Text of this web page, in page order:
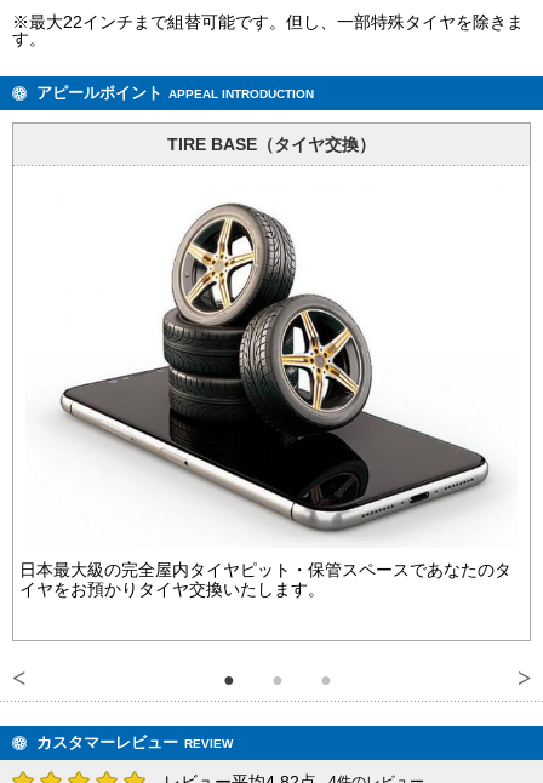
※最大22インチまで組替可能です。但し、一部特殊タイヤを除きま
す。
アピールポイント APPEAL INTRODUCTION
TIRE BASE（タイヤ交換）
日本最大級の完全屋内タイヤピット・保管スペースであなたのタ
イヤをお預かりタイヤ交換いたします。
カスタマーレビュー REVIEW